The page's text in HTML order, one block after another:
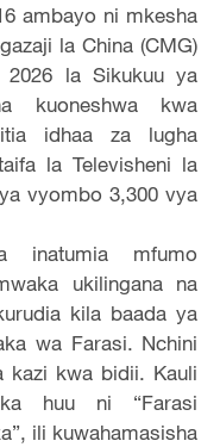
ambayo ni mkesha
la China (CMG)
2026 la Sikukuu ya
kuoneshwa kwa
idhaa za lugha
la Televisheni la
vyombo 3,300 vya
inatumia mfumo
ukilingana na
kila baada ya
wa Farasi. Nchini
kazi kwa bidii. Kauli
huu ni “Farasi
ili kuwahamasisha